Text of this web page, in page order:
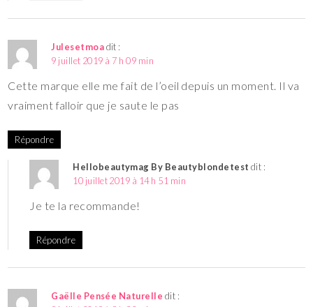
Julesetmoadit :
9 juillet 2019 à 7 h 09 min
Cette marque elle me fait de l’oeil depuis un moment. Il va
vraiment falloir que je saute le pas
Répondre
Hellobeautymag By Beautyblondetest dit :
10 juillet 2019 à 14 h 51 min
Je te la recommande!
Répondre
Gaëlle Pensée Naturelle dit :